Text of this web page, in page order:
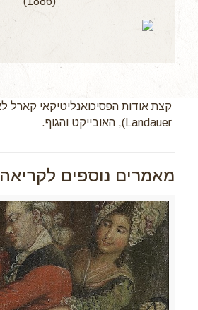
Landauer), האובייקט והגוף.
מאמרים נוספים לקריאה